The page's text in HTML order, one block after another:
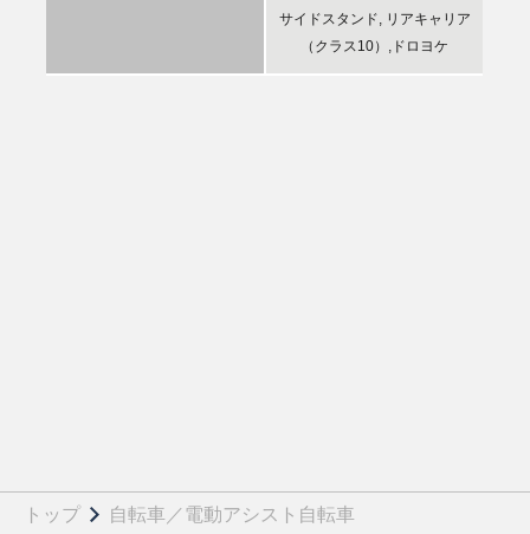
サイドスタンド, リアキャリア
（クラス10）,ドロヨケ
トップ
自転車／電動アシスト自転車